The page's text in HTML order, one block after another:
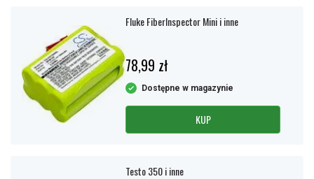
Fluke FiberInspector Mini i inne
78,99 zł
Dostępne w magazynie
KUP
Testo 350 i inne